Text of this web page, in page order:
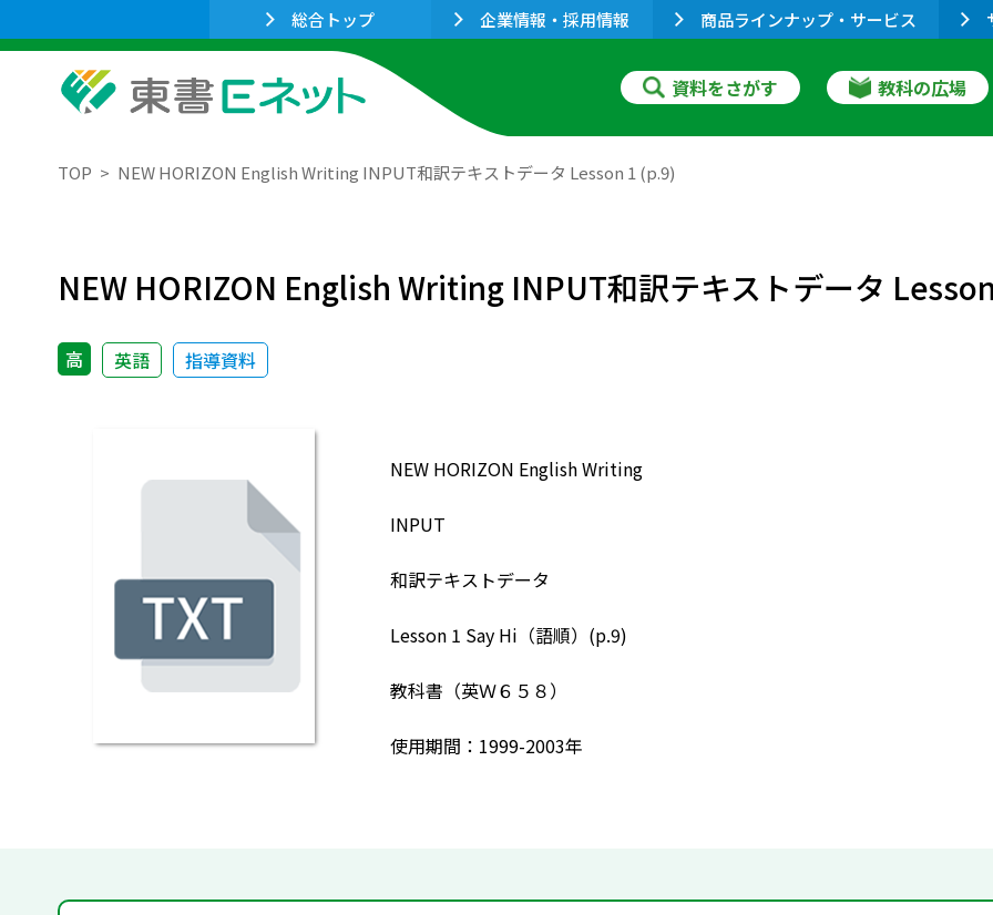
総合トップ 企業情報・採用情報 商品ラインナップ・サービス
資料をさがす 教科の広場
TOP NEW HORIZON English Writing INPUT和訳テキストデータ Lesson 1 (p.9)
NEW HORIZON English Writing INPUT和訳テキストデータ
高 英語 指導資料
NEW HORIZON English Writing
INPUT
和訳テキストデータ
Lesson 1 Say Hi（語順）(p.9)
教科書（英Ｗ６５８）
使用期間：1999-2003年